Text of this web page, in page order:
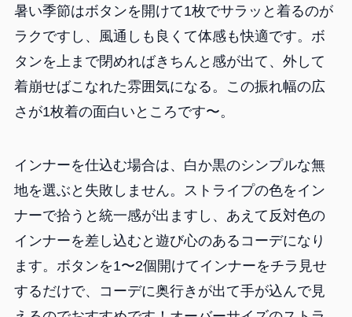
暑い季節はボタンを開けて1枚でサラッと着るのが
ラクですし、風通しも良くて体感も快適です。ボ
タンを上まで閉めればきちんと感が出て、外して
着崩せばこなれた雰囲気になる。この振れ幅の広
さが1枚着の面白いところです〜。
インナーを仕込む場合は、白か黒のシンプルな無
地を選ぶと失敗しません。ストライプの色をイン
ナーで拾うと統一感が出ますし、あえて反対色の
インナーを差し込むと遊び心のあるコーデになり
ます。ボタンを1〜2個開けてインナーをチラ見せ
するだけで、コーデに奥行きが出て手が込んで見